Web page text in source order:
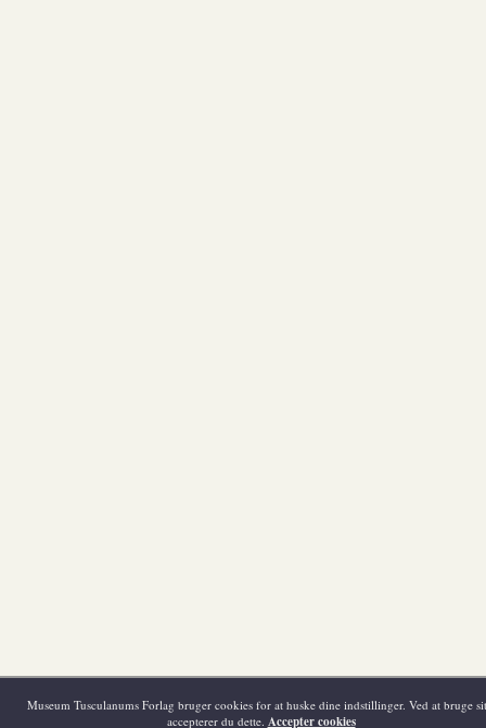
Museum Tusculanums Forlag bruger cookies for at huske dine indstillinger. Ved at bruge
accepterer du dette. Accepter cookies